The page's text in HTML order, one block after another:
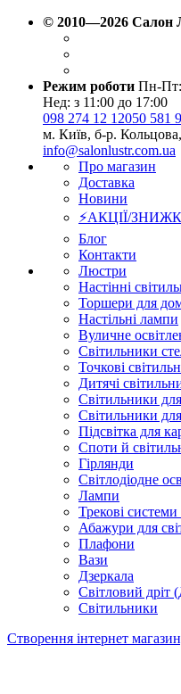
© 2010—2026 Салон
Режим роботи Пн-Пт:
Нед: з 11:00 до 17:00
098 274 12 12050 581
м. Київ, б-р.
info@salonlustr.com.ua
Про магазин
Доставка
Новини
⚡АКЦІЇ/
Блог
Контакти
Люстри
Настінні
Торшери для
Настільні лампи
Вуличне
Світильники
Точкові
Дитячі
Світильники
Світильники
Підсвітка для
Споти й
Гірлянди
Світлодіодне
Лампи
Трекові системи
Абажури для
Плафони
Вази
Дзеркала
Світловий дріт
Світильники
Створення інтернет